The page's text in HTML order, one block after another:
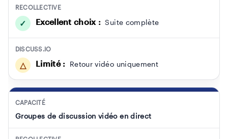
a
c
it
é
o
ll
e
ti
e
s
.i
RECOLLECTIVE
✓ Excellent choix : Suite complète
DISCUSS.IO
△ Limité : Retour vidéo uniquement
CAPACITÉ
Groupes de discussion vidéo en direct